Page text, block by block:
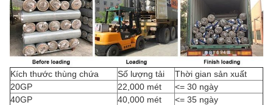
Kích thước thùng chứa Số lượng tải
Thời gian sản xuất
20GP
22,000 mét
<= 30 ngày
40GP
40,000 mét
<= 35 ngày